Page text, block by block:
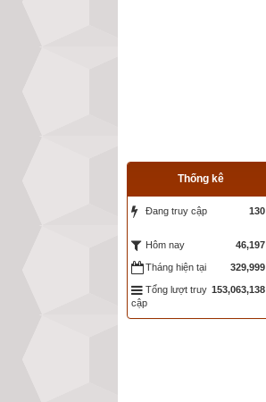
Thống kê
Đang truy cập 130
Hôm nay 46,197
Tháng hiện tại 329,999
Tổng lượt truy
cập
153,063,138